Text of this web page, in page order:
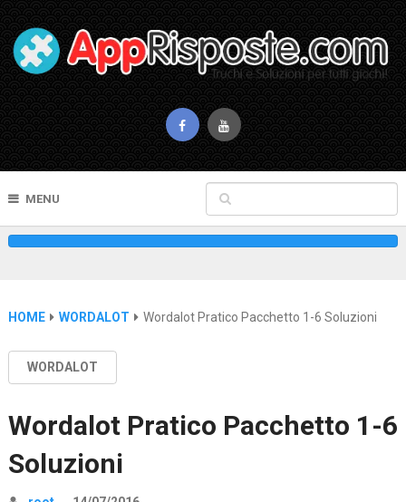
MENU
HOME WORDALOT Wordalot Pratico Pacchetto 1-6 Soluzioni
WORDALOT
Wordalot Pratico Pacchetto 1-6
Soluzioni